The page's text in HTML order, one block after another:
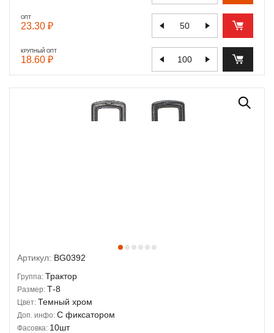
ОПТ
23.30 ₽
КРУПНЫЙ ОПТ
18.60 ₽
Артикул: BG0392
Группа: Трактор
Размер: Т-8
Цвет: Темный хром
Доп. инфо: С фиксатором
Фасовка: 10шт